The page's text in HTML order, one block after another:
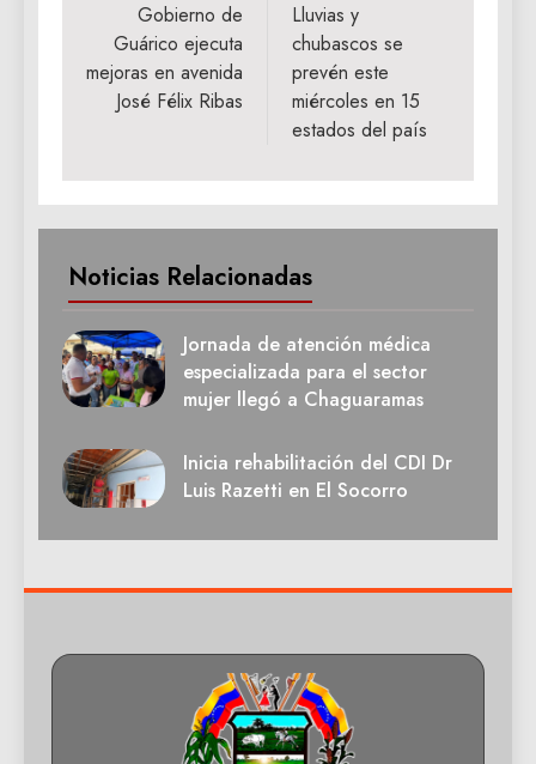
entradas
Gobierno de
Guárico ejecuta
mejoras en avenida
José Félix Ribas
Lluvias y
chubascos se
prevén este
miércoles en 15
estados del país
Noticias Relacionadas
Jornada de atención médica
especializada para el sector
mujer llegó a Chaguaramas
Inicia rehabilitación del CDI Dr
Luis Razetti en El Socorro